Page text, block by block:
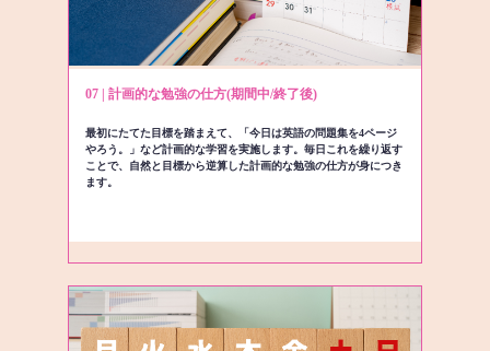
07 | 計画的な勉強の仕方(期間中/終了後)
最初にたてた目標を踏まえて、「今日は英語の問題集を4ページ
やろう。」など計画的な学習を実施します。毎日これを繰り返す
ことで、自然と目標から逆算した計画的な勉強の仕方が身につき
ます。